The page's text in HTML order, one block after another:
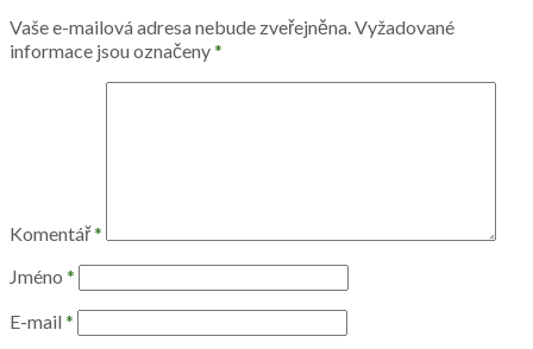
Vaše e-mailová adresa nebude zveřejněna.Vyžadované
informace jsou označeny*
Komentář*
Jméno *
E-mail *